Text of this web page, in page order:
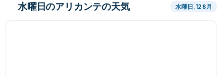
水曜日のアリカンテの天気 水曜日, 12 8月